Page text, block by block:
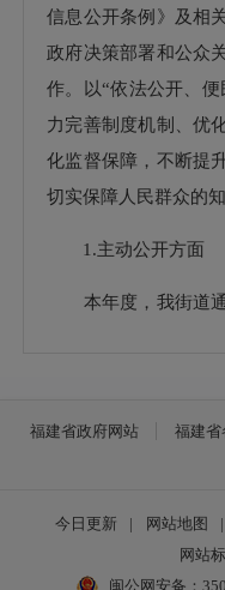
信息公开条例》及相
政府决策部署和公众
作。以“依法公开、
力完善制度机制、优
化监督保障，不断提
切实保障人民群众的
1.主动公开方面
本年度，我街道通
全年共收到政府信
按时办结。其中无法
福建省政府网站 福建省
今日更新 | 网站地图 |
网站
闽公网安备：